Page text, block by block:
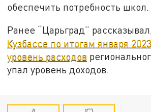
обеспечить потребность школ.
Ранее “Царьград”
Кузбассе по итогам января
уровень расходов
упал уровень доходов.